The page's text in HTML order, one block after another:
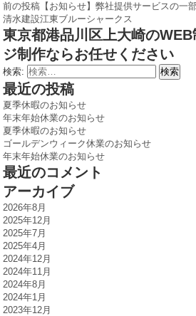
前の投稿 【お知らせ】弊社提供サービスの一
清水建設江東ブルーシャークス
東京都港品川区上大崎の
ジ制作ならお任せください
検索:
最近の投稿
夏季休暇のお知らせ
年末年始休業のお知らせ
夏季休暇のお知らせ
ゴールデンウィーク休業のお知らせ
年末年始休業のお知らせ
最近のコメント
アーカイブ
2026年8月
2025年12月
2025年7月
2025年4月
2024年12月
2024年11月
2024年8月
2024年1月
2023年12月